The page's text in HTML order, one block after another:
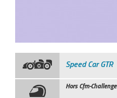
Speed Car GTR
Hors Cfm-Challenge